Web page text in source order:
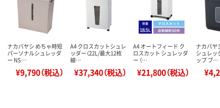
ナカバヤシ めちゃ時短
パーソナルシュレッダ
ー NS…
¥9,790（税込）
A4 クロスカットシュレ
ッダー（22L/最大12枚
細…
¥37,340（税込）
A4 オートフィード ク
ロスカット シュレッダ
ー （…
¥21,800（税込）
ナカバヤ
シュレッ
ップ ブ…